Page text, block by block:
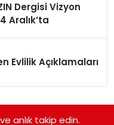
Dergisi Vizyon
Aralık’ta
Evlilik Açıklamaları
anlık takip edin.